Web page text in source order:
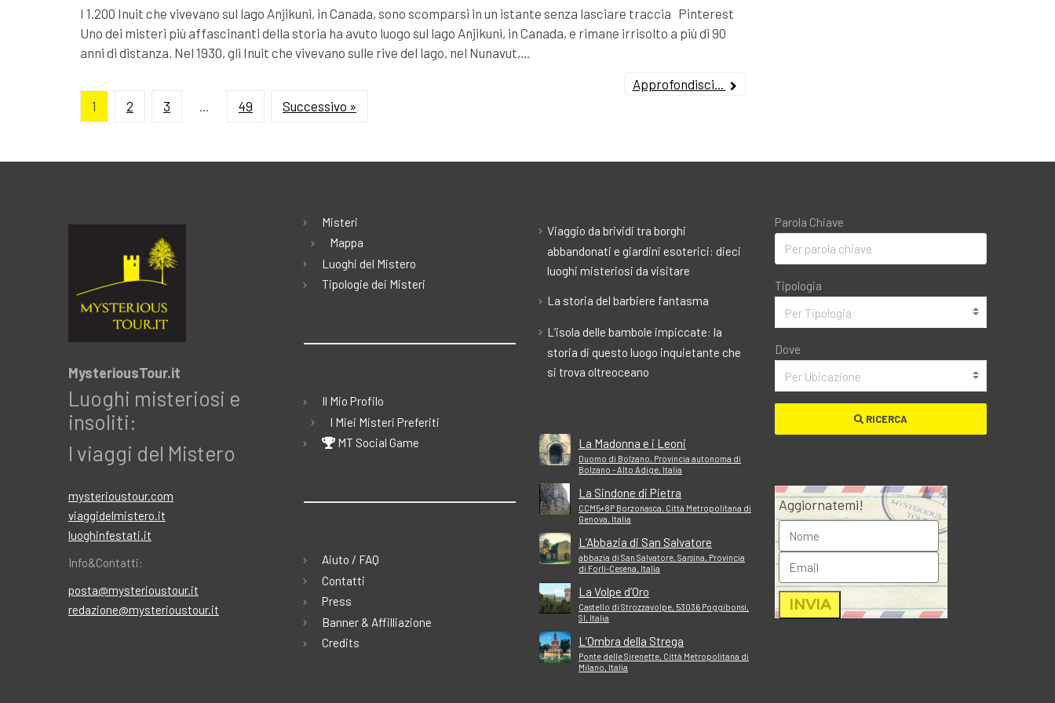
I 1.200 Inuit che vivevano sul lago Anjikuni, in Canada, sono scomparsi in un istante senza lasciare traccia Pinterest
Uno dei misteri più affascinanti della storia ha avuto luogo sul lago Anjikuni, in Canada, e rimane irrisolto a più di 90
anni di distanza. Nel 1930, gli Inuit che vivevano sulle rive del lago, nel Nunavut,…
Approfondisci...
1
2 3 49 Successivo »
MysteriousTour.it
Luoghi misteriosi e
insoliti:
I viaggi del Mistero
mysterioustour.com
viaggidelmistero.it
luoghinfestati.it
Info&Contatti:
posta@mysterioustour.it
redazione@mysterioustour.it
Misteri
Mappa
Luoghi del Mistero
Tipologie dei Misteri
Il Mio Profilo
I Miei Misteri Preferiti
MT Social Game
Aiuto / FAQ
Contatti
Press
Banner & Affilliazione
Credits
Viaggio da brividi tra borghi
abbandonati e giardini esoterici: dieci
luoghi misteriosi da visitare
La storia del barbiere fantasma
L’isola delle bambole impiccate: la
storia di questo luogo inquietante che
si trova oltreoceano
La Madonna e i Leoni
Duomo di Bolzano, Provincia autonoma di
Bolzano - Alto Adige, Italia
La Sindone di Pietra
CCM5+8P Borzonasca, Città Metropolitana di
Genova, Italia
L’Abbazia di San Salvatore
abbazia di San Salvatore, Sarsina, Provincia
di Forlì-Cesena, Italia
La Volpe d’Oro
Castello di Strozzavolpe, 53036 Poggibonsi,
SI, Italia
L’Ombra della Strega
Ponte delle Sirenette, Città Metropolitana di
Milano, Italia
Parola Chiave
Tipologia
Per Tipologia
Dove
Per Ubicazione
RICERCA
Aggiornatemi!